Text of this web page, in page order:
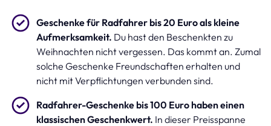
Geschenke für Radfahrer bis 20 Euro als kleine
Aufmerksamkeit. Du hast den Beschenkten zu
Weihnachten nicht vergessen. Das kommt an. Zumal
solche Geschenke Freundschaften erhalten und
nicht mit Verpflichtungen verbunden sind.
Radfahrer-Geschenke bis 100 Euro haben einen
klassischen Geschenkwert. In dieser Preisspanne